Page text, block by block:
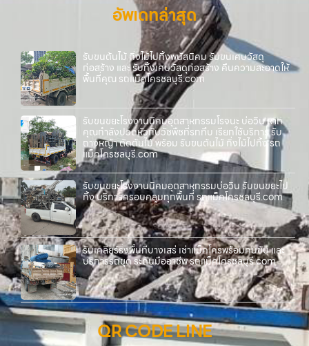
อัพเดทล่าสุด
รับขนต้นไม้ กิ่งไม้ไปทิ้งพนัสนิคม รับขนเศษวัสดุ
ก่อสร้าง และ รับทิ้งเศษวัสดุก่อสร้าง คืนความสะอาดให้
พื้นที่คุณ รถแม็คโครชลบุรี.com
รับขนขยะโรงงานนิคมอุตสาหกรรมโรจนะ บ่อวิน หาก
คุณกำลังปวดหัวกับวัชพืชที่รกทึบ เรียกใช้บริการ รับ
ถางหญ้า ตัดต้นไม้ พร้อม รับขนต้นไม้ กิ่งไม้ไปทิ้ง รถ
แม็คโครชลบุรี.com
รับขนขยะโรงงานนิคมอุตสาหกรรมบ่อวิน รับขนขยะไป
ทิ้ง บริการครอบคลุมทุกพื้นที่ รถแม็คโครชลบุรี.com
รับเคลียร์ริ่งพื้นที่บางเสร่ เช่าแม็คโครพร้อมคนขับ และ
บริการรถขุด ระดับมืออาชีพ รถแม็คโครชลบุรี.com
QR CODE LINE